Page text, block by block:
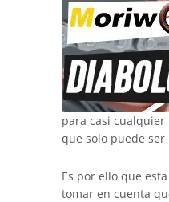
para casi
que solo puede
Es por ello que
tomar en cuenta